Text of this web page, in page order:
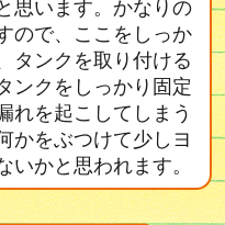
思います。かなりの
ので、ここをしっか
タンクを取り付ける
ンクをしっかり固定
れを起こしてしまう
かをぶつけて少しヨ
いかと思われます。